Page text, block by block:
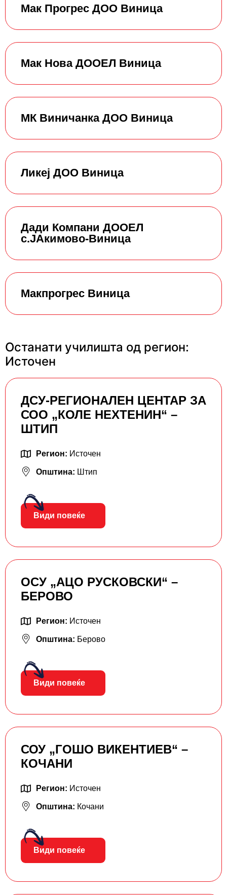
Мак Прогрес ДОО Виница
Мак Нова ДООЕЛ Виница
МК Виничанка ДОО Виница
Ликеј ДОО Виница
Дади Компани ДООЕЛ
с.ЈАкимово-Виница
Макпрогрес Виница
Останати училишта од регион:
Источен
ДСУ-РЕГИОНАЛЕН ЦЕНТАР ЗА
СОО „КОЛЕ НЕХТЕНИН“ –
ШТИП
Регион: Источен
Општина: Штип
Види повеќе
ОСУ „АЦО РУСКОВСКИ“ –
БЕРОВО
Регион: Источен
Општина: Берово
Види повеќе
СОУ „ГОШО ВИКЕНТИЕВ“ –
КОЧАНИ
Регион: Источен
Општина: Кочани
Види повеќе